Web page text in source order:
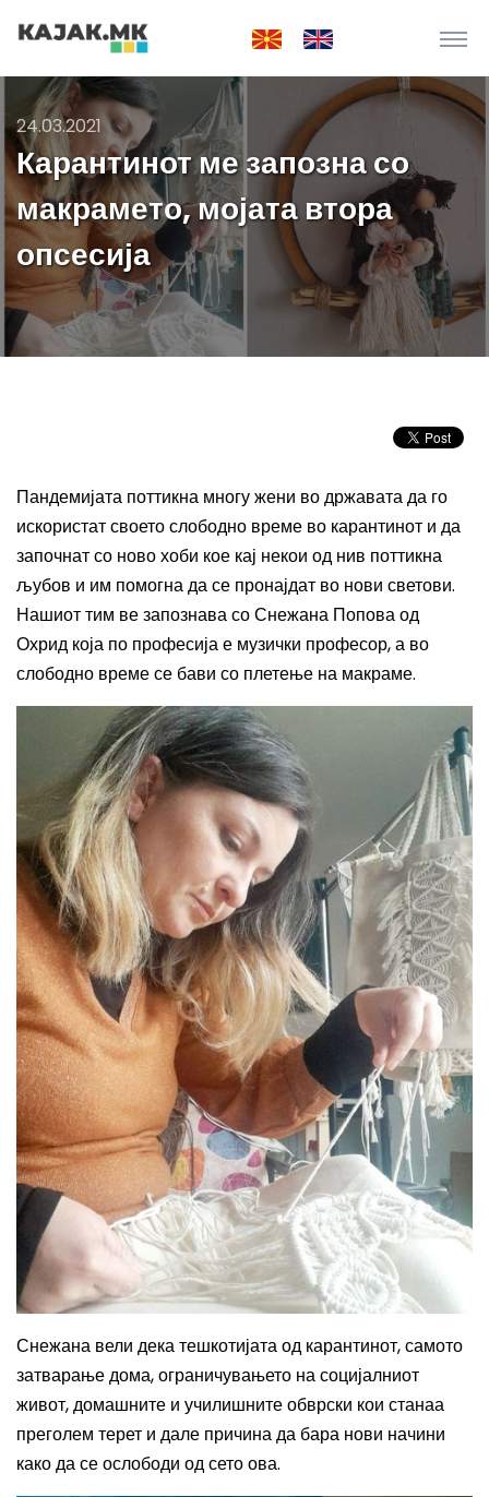
24.03.2021
Карантинот ме запозна со
макрамето, мојата втора
опсесија
Пандемијата поттикна многу жени во државата да го
искористат своето слободно време во карантинот и да
започнат со ново хоби кое кај некои од нив поттикна
љубов и им помогна да се пронајдат во нови светови.
Нашиот тим ве запознава со Снежана Попова од
Охрид која по професија е музички професор, а во
слободно време се бави со плетење на макраме.
Снежана вели дека тешкотијата од карантинот,самото
затварање дома, ограничувањето на социјалниот
живот, домашните и училишните обврски кои станаа
преголем терет и дале причина да бара нови начини
како да се ослободи од сето ова.